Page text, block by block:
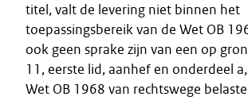
titel, valt de levering niet binnen het
toepassingsbereik van de Wet OB
ook geen sprake zijn van een op
11, eerste lid, aanhef en onderdeel
Wet OB 1968 van rechtswege